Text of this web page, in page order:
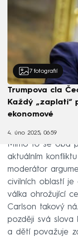
7 fotografií
Trumpova cla
Každý „zaplatí“
ekonomové
4. úno 2025, 06:59
Mimo to se oba
aktuálním
moderátor
civilních oblastí je
válka ohrožující
Carlson takový
později svá slova
a dětí považuje